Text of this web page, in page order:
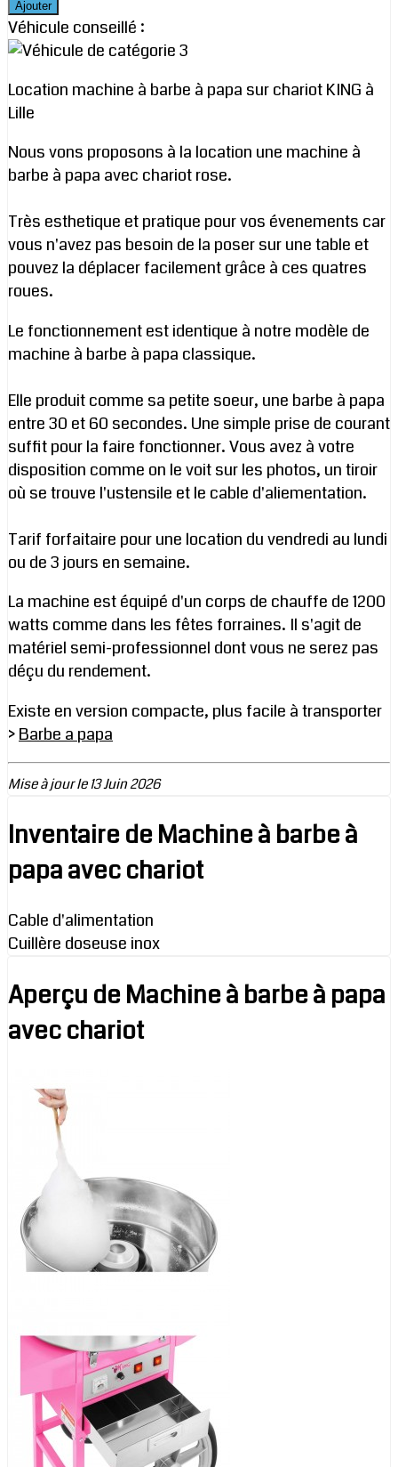
Véhicule conseillé :
Location machine à barbe à papa sur chariot KING à
Lille
Nous vons proposons à la location une machine à
barbe à papa avec chariot rose.
Très esthetique et pratique pour vos évenements car
vous n'avez pas besoin de la poser sur une table et
pouvez la déplacer facilement grâce à ces quatres
roues.
Le fonctionnement est identique à notre modèle de
machine à barbe à papa classique.
Elle produit comme sa petite soeur, une barbe à papa
entre 30 et 60 secondes. Une simple prise de courant
suffit pour la faire fonctionner. Vous avez à votre
disposition comme on le voit sur les photos, un tiroir
où se trouve l'ustensile et le cable d'aliementation.
Tarif forfaitaire pour une location du vendredi au lundi
ou de 3 jours en semaine.
La machine est équipé d'un corps de chauffe de 1200
watts comme dans les fêtes forraines. Il s'agit de
matériel semi-professionnel dont vous ne serez pas
déçu du rendement.
Existe en version compacte, plus facile à transporter
>Barbe a papa
Mise à jour le 13 Juin 2026
Inventaire de Machine à barbe à
papa avec chariot
Cable d'alimentation
Cuillère doseuse inox
Aperçu de Machine à barbe à papa
avec chariot